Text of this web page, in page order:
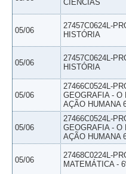
CIÊNCIAS
05/06
27457C0624L-
HISTÓRIA
05/06
27457C0624L-
HISTÓRIA
05/06
27466C0524L-
GEOGRAFIA - O
AÇÃO HUMANA
05/06
27466C0524L-
GEOGRAFIA - O
AÇÃO HUMANA
05/06
27468C0224L-
MATEMÁTICA -